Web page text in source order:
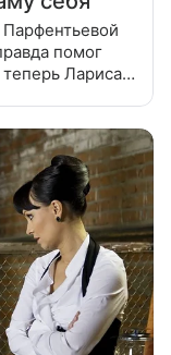
помог
Лариса